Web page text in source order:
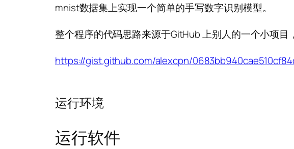
mnist数据集上实现一个简单的手写数字识别模型。
整个程序的代码思路来源于GitHub 上别人的一个小项目
https://gist.github.com/alexcpn/
运行环境
运行软件